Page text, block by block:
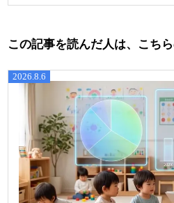
この記事を読んだ人は、こち
2026.8.6